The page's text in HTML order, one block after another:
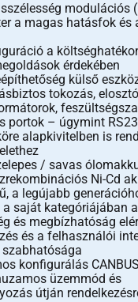
modulációs
a magas hatásfok és
a
érdekében
külső
tokozás,
portok – úgymint
alapkivitelben is
/ savas
Ni-Cd
a legújabb
a saját kategóriájában
és megbízhatóság
és a felhasználói
konfigurálás
üzemmód és
útján